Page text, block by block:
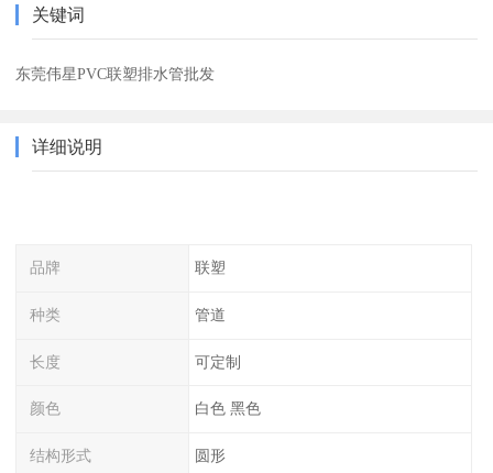
关键词
东莞伟星PVC联塑排水管批发
详细说明
品牌 联塑
种类 管道
长度 可定制
颜色 白色 黑色
结构形式 圆形